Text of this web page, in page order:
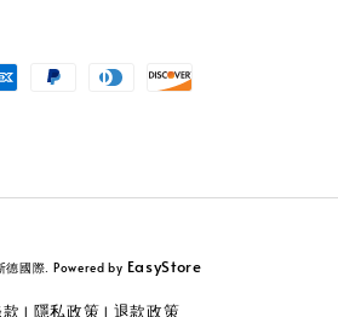
國際. Powered by EasyStore
| 隱私政策 | 退款政策